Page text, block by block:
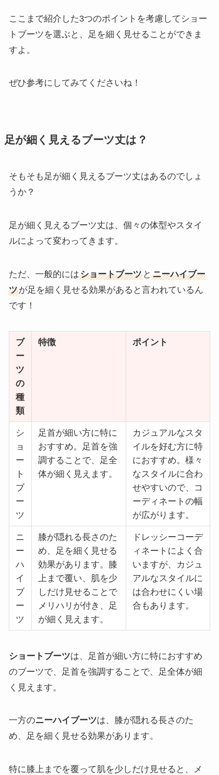
ここまで紹介した3つのポイントを考慮してショー
トブーツを選ぶと、足を細く見せることができま
すよ。
ぜひ参考にしてみてくださいね！
足が細く見えるブーツ丈は？
そもそも足が細く見えるブーツ丈はあるのでしょ
うか？
足が細く見えるブーツ丈は、個々の体型やスタイ
ルによって変わってきます。
ただ、一般的にはショートブーツと ニーハイブー
ツが足を細く見せる効果があると言われているん
です！
ブ
ー
ツ
の
種
類
特徴 ポイント
シ
ョ
ー
ト
ブ
ー
ツ
足首が細い方に特に
おすすめ。足首を強
調することで、足全
体が細く見えます。
カジュアルなスタ
イルを好む方に特
におすすめ。様々
なスタイルに合わ
せやすいので、コ
ーディネートの幅
が広がります。
ニ
ー
ハ
イ
ブ
ー
ツ
膝が隠れる長さのた
め、足を細く見せる
効果があります。膝
上まで覆い、肌を少
しだけ見せることで
メリハリが付き、足
が細く見えます。
ドレッシーコーデ
ィネートによく合
いますが、カジュ
アルなスタイルに
は合わせにくい場
合もあります。
ショートブーツは、足首が細い方に特におすすめ
のブーツで、足首を強調することで、足全体が細
く見えます。
一方のニーハイブーツは、膝が隠れる長さのた
め、足を細く見せる効果があります。
特に膝上までを覆って肌を少しだけ見せると、メ